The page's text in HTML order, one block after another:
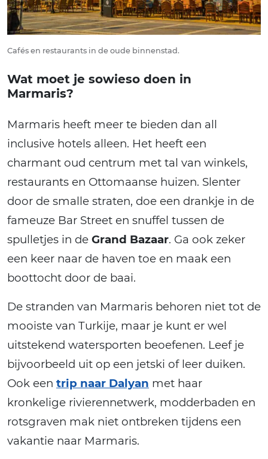
Cafés en restaurants in de oude binnenstad.
Wat moet je sowieso doen in
Marmaris?
Marmaris heeft meer te bieden dan all
inclusive hotels alleen. Het heeft een
charmant oud centrum met tal van winkels,
restaurants en Ottomaanse huizen. Slenter
door de smalle straten, doe een drankje in de
fameuze Bar Street en snuffel tussen de
spulletjes in de Grand Bazaar. Ga ook zeker
een keer naar de haven toe en maak een
boottocht door de baai.
De stranden van Marmaris behoren niet tot de
mooiste van Turkije, maar je kunt er wel
uitstekend watersporten beoefenen. Leef je
bijvoorbeeld uit op een jetski of leer duiken.
Ook een trip naar Dalyan met haar
kronkelige rivierennetwerk, modderbaden en
rotsgraven mak niet ontbreken tijdens een
vakantie naar Marmaris.